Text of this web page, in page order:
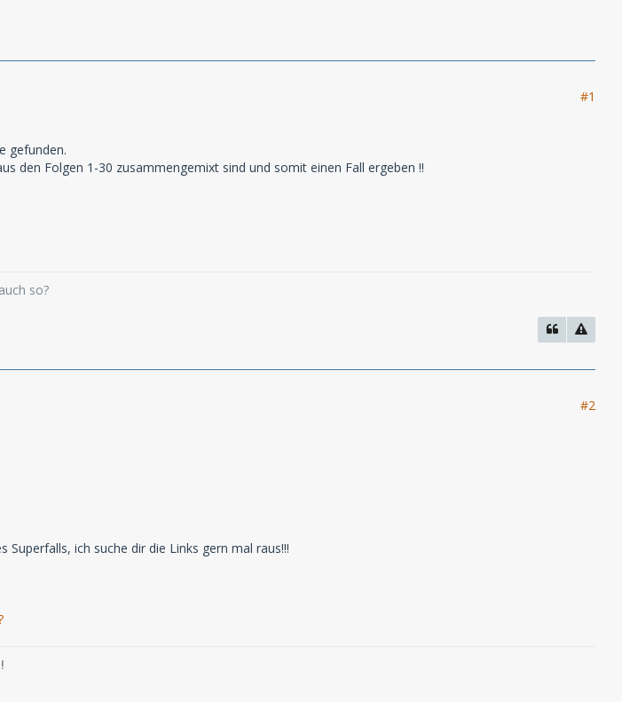
#1
gefunden.
den Folgen 1-30 zusammengemixt sind und somit einen Fall ergeben !!
so?
#2
ich suche dir die Links gern mal raus!!!